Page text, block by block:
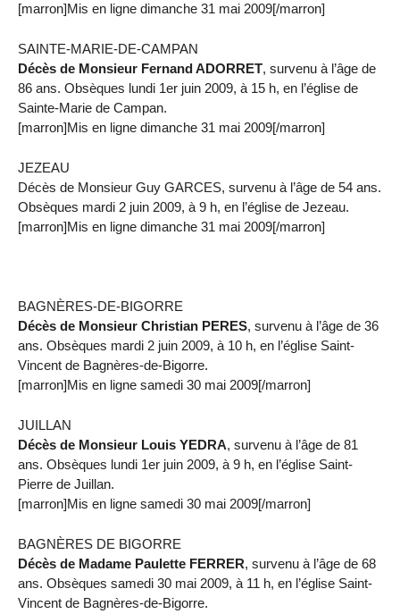
[marron]Mis en ligne dimanche 31 mai 2009[/marron]
SAINTE-MARIE-DE-CAMPAN
Décès de Monsieur Fernand ADORRET, survenu à l’âge de
86 ans. Obsèques lundi 1er juin 2009, à 15 h, en l’église de
Sainte-Marie de Campan.
[marron]Mis en ligne dimanche 31 mai 2009[/marron]
JEZEAU
Décès de Monsieur Guy GARCES, survenu à l’âge de 54 ans.
Obsèques mardi 2 juin 2009, à 9 h, en l’église de Jezeau.
[marron]Mis en ligne dimanche 31 mai 2009[/marron]
BAGNÈRES-DE-BIGORRE
Décès de Monsieur Christian PERES, survenu à l’âge de 36
ans. Obsèques mardi 2 juin 2009, à 10 h, en l’église Saint-
Vincent de Bagnères-de-Bigorre.
[marron]Mis en ligne samedi 30 mai 2009[/marron]
JUILLAN
Décès de Monsieur Louis YEDRA, survenu à l’âge de 81
ans. Obsèques lundi 1er juin 2009, à 9 h, en l’église Saint-
Pierre de Juillan.
[marron]Mis en ligne samedi 30 mai 2009[/marron]
BAGNÈRES DE BIGORRE
Décès de Madame Paulette FERRER, survenu à l’âge de 68
ans. Obsèques samedi 30 mai 2009, à 11 h, en l’église Saint-
Vincent de Bagnères-de-Bigorre.